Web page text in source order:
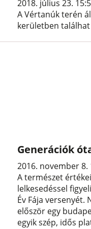
2018. július 23.
A Vértanúk terén
kerületben
Generációk
2016. november 8.
A természet
lelkesedéssel
Év Fája versenyét.
először egy
egyik szép, idős